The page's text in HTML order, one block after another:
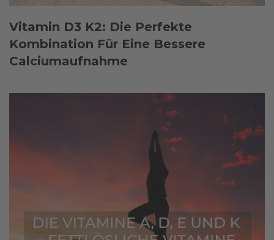
Vitamin D3 K2: Die Perfekte
Kombination Für Eine Bessere
Calciumaufnahme